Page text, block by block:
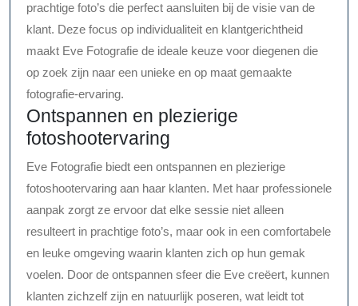
prachtige foto’s die perfect aansluiten bij de visie van de
klant. Deze focus op individualiteit en klantgerichtheid
maakt Eve Fotografie de ideale keuze voor diegenen die
op zoek zijn naar een unieke en op maat gemaakte
fotografie-ervaring.
Ontspannen en plezierige
fotoshootervaring
Eve Fotografie biedt een ontspannen en plezierige
fotoshootervaring aan haar klanten. Met haar professionele
aanpak zorgt ze ervoor dat elke sessie niet alleen
resulteert in prachtige foto’s, maar ook in een comfortabele
en leuke omgeving waarin klanten zich op hun gemak
voelen. Door de ontspannen sfeer die Eve creëert, kunnen
klanten zichzelf zijn en natuurlijk poseren, wat leidt tot